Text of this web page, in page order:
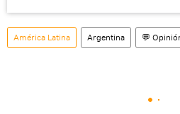
América Latina Argentina 💬